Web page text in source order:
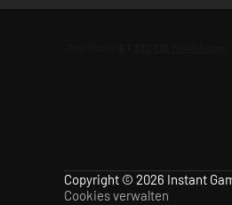
Löse Rätsel basierend auf
Copyright © 2026 Instant
Cookies verwalten